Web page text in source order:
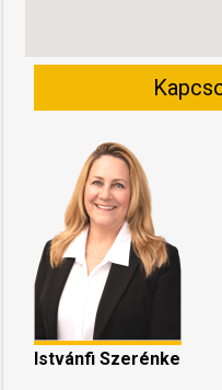
Istvánfi Szerénke